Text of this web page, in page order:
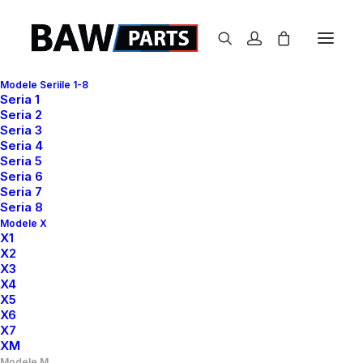
Modele Seriile 1-8
Seria 1
Seria 2
Seria 3
Seria 4
Seria 5
Seria 6
Seria 7
Seria 8
Modele X
X1
X2
X3
X4
X5
X6
X7
XM